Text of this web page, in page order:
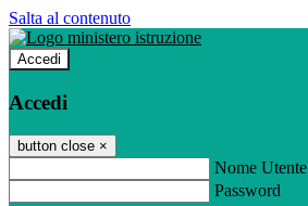
Salta al contenuto
Accedi
Accedi
button close ×
Nome Utente
Password